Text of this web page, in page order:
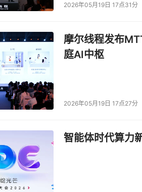
2026年05月19日 17点31分
摩尔线程发布
庭AI中枢
2026年05月19日 17点27分
智能体时代算力